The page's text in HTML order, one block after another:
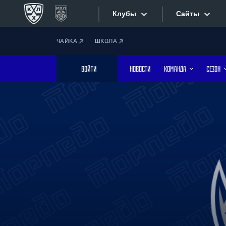
Клубы
Дивизион Боброва
Лада
Сайты
Текстовые
Фотобанк
ЧАЙКА ШКОЛА
ВОЙТИ НОВОСТИ КОМАНДА СЕЗОН